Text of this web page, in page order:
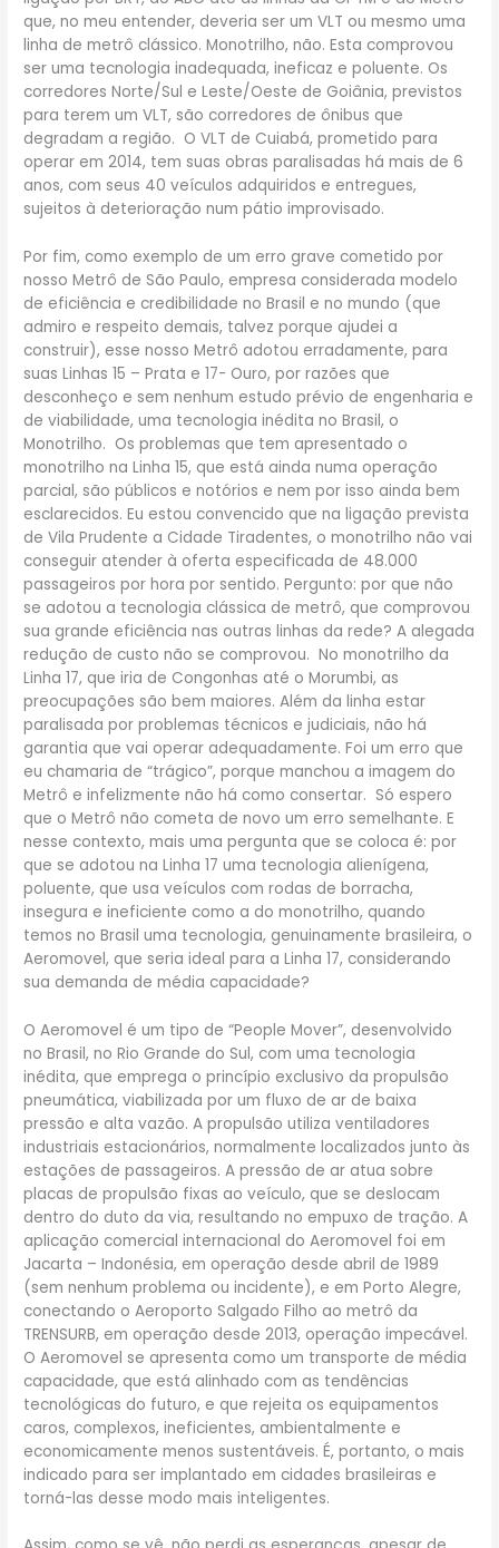
que, no meu entender, deveria ser um VLT ou mesmo uma
linha de metrô clássico. Monotrilho, não. Esta comprovou
ser uma tecnologia inadequada, ineficaz e poluente. Os
corredores Norte/Sul e Leste/Oeste de Goiânia, previstos
para terem um VLT, são corredores de ônibus que
degradam a região. O VLT de Cuiabá, prometido para
operar em 2014, tem suas obras paralisadas há mais de 6
anos, com seus 40 veículos adquiridos e entregues,
sujeitos à deterioração num pátio improvisado.
Por fim, como exemplo de um erro grave cometido por
nosso Metrô de São Paulo, empresa considerada modelo
de eficiência e credibilidade no Brasil e no mundo (que
admiro e respeito demais, talvez porque ajudei a
construir), esse nosso Metrô adotou erradamente, para
suas Linhas 15 – Prata e 17- Ouro, por razões que
desconheço e sem nenhum estudo prévio de engenharia e
de viabilidade, uma tecnologia inédita no Brasil, o
Monotrilho. Os problemas que tem apresentado o
monotrilho na Linha 15, que está ainda numa operação
parcial, são públicos e notórios e nem por isso ainda bem
esclarecidos. Eu estou convencido que na ligação prevista
de Vila Prudente a Cidade Tiradentes, o monotrilho não vai
conseguir atender à oferta especificada de 48.000
passageiros por hora por sentido. Pergunto: por que não
se adotou a tecnologia clássica de metrô, que comprovou
sua grande eficiência nas outras linhas da rede? A alegada
redução de custo não se comprovou. No monotrilho da
Linha 17, que iria de Congonhas até o Morumbi, as
preocupações são bem maiores. Além da linha estar
paralisada por problemas técnicos e judiciais, não há
garantia que vai operar adequadamente. Foi um erro que
eu chamaria de “trágico”, porque manchou a imagem do
Metrô e infelizmente não há como consertar. Só espero
que o Metrô não cometa de novo um erro semelhante. E
nesse contexto, mais uma pergunta que se coloca é: por
que se adotou na Linha 17 uma tecnologia alienígena,
poluente, que usa veículos com rodas de borracha,
insegura e ineficiente como a do monotrilho, quando
temos no Brasil uma tecnologia, genuinamente brasileira, o
Aeromovel, que seria ideal para a Linha 17, considerando
sua demanda de média capacidade?
O Aeromovel é um tipo de “People Mover”, desenvolvido
no Brasil, no Rio Grande do Sul, com uma tecnologia
inédita, que emprega o princípio exclusivo da propulsão
pneumática, viabilizada por um fluxo de ar de baixa
pressão e alta vazão. A propulsão utiliza ventiladores
industriais estacionários, normalmente localizados junto às
estações de passageiros. A pressão de ar atua sobre
placas de propulsão fixas ao veículo, que se deslocam
dentro do duto da via, resultando no empuxo de tração. A
aplicação comercial internacional do Aeromovel foi em
Jacarta – Indonésia, em operação desde abril de 1989
(sem nenhum problema ou incidente), e em Porto Alegre,
conectando o Aeroporto Salgado Filho ao metrô da
TRENSURB, em operação desde 2013, operação impecável.
O Aeromovel se apresenta como um transporte de média
capacidade, que está alinhado com as tendências
tecnológicas do futuro, e que rejeita os equipamentos
caros, complexos, ineficientes, ambientalmente e
economicamente menos sustentáveis. É, portanto, o mais
indicado para ser implantado em cidades brasileiras e
torná-las desse modo mais inteligentes.